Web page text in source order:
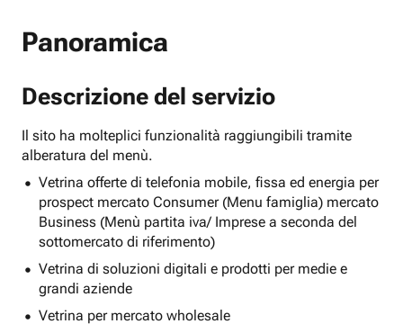
Panoramica
Descrizione del servizio
Il sito ha molteplici funzionalità raggiungibili tramite
alberatura del menù.
Vetrina offerte di telefonia mobile, fissa ed energia per
prospect mercato Consumer (Menu famiglia) mercato
Business (Menù partita iva/ Imprese a seconda del
sottomercato di riferimento)
Vetrina di soluzioni digitali e prodotti per medie e
grandi aziende
Vetrina per mercato wholesale